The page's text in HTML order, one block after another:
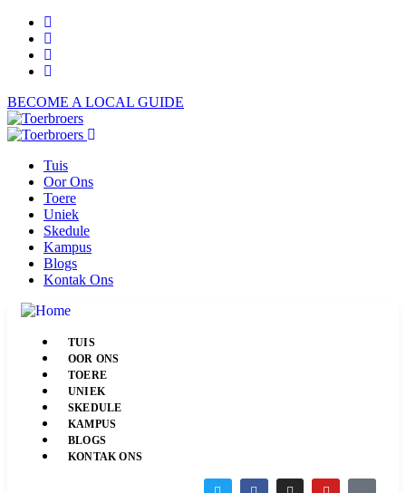
BECOME A LOCAL GUIDE
Tuis
Oor Ons
Toere
Uniek
Skedule
Kampus
Blogs
Kontak Ons
TUIS
OOR ONS
TOERE
UNIEK
SKEDULE
KAMPUS
BLOGS
KONTAK ONS